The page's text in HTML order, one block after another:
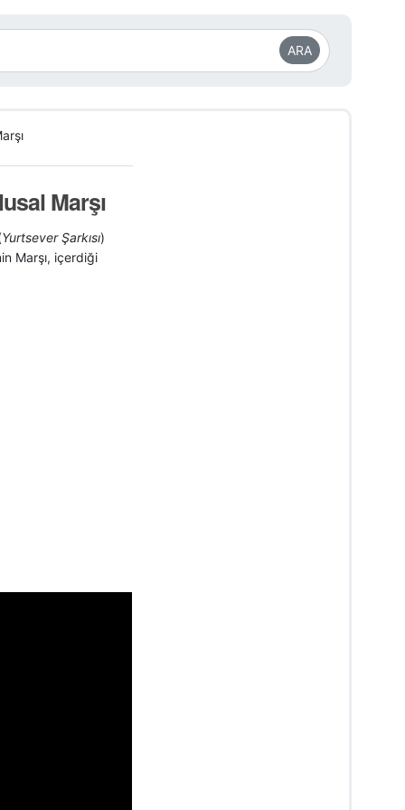
ARA
Marşı
Yurtsever Şarkısı)
Marşı, içerdiği